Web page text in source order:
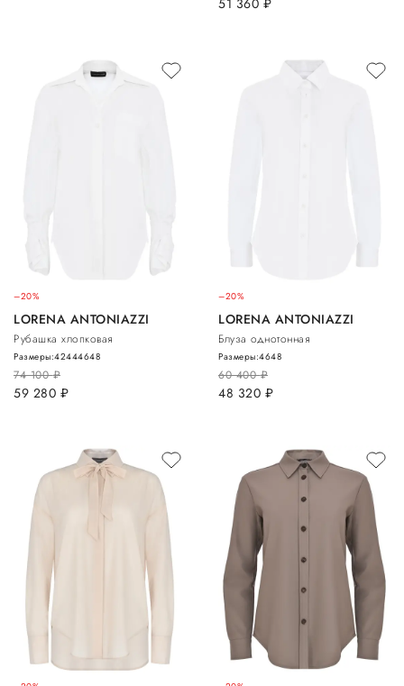
–20%
LORENA ANTONIAZZI
Рубашка хлопковая
74 100руб.
59 280 руб.
Размеры:42444648
–20%
LORENA ANTONIAZZI
Блуза однотонная
60 400руб.
48 320 руб.
Размеры:4648